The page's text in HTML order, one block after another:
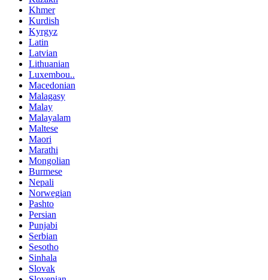
Khmer
Kurdish
Kyrgyz
Latin
Latvian
Lithuanian
Luxembou..
Macedonian
Malagasy
Malay
Malayalam
Maltese
Maori
Marathi
Mongolian
Burmese
Nepali
Norwegian
Pashto
Persian
Punjabi
Serbian
Sesotho
Sinhala
Slovak